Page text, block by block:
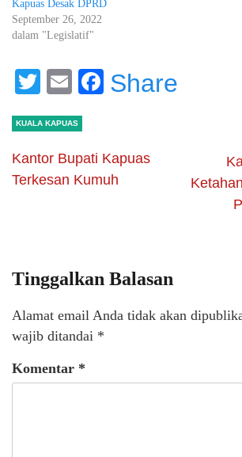
Kapuas Desak DPRD
September 26, 2022
dalam "Legislatif"
Twitter
EmailFacebook
Share
KUALA KAPUAS
Kantor Bupati Kapuas
Terkesan Kumuh
Tinggalkan Balasan
Alamat email Anda tidak akan
wajib ditandai *
Komentar *